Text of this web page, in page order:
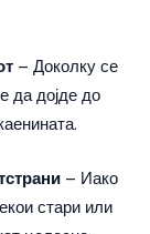
– Доколку се
да дојде до
– Иако
стари или